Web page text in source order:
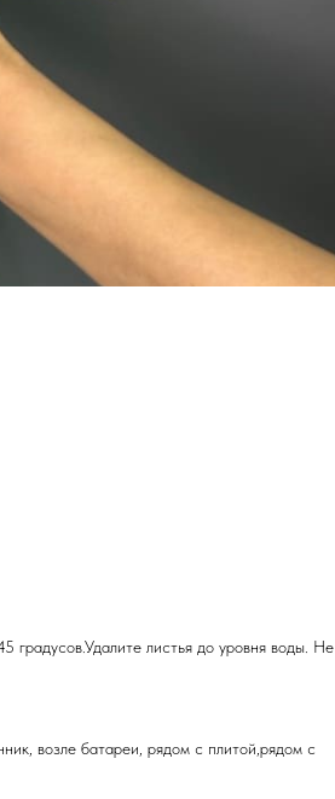
градусов.Удалите листья до уровня воды. Не
возле батареи, рядом с плитой,рядом с